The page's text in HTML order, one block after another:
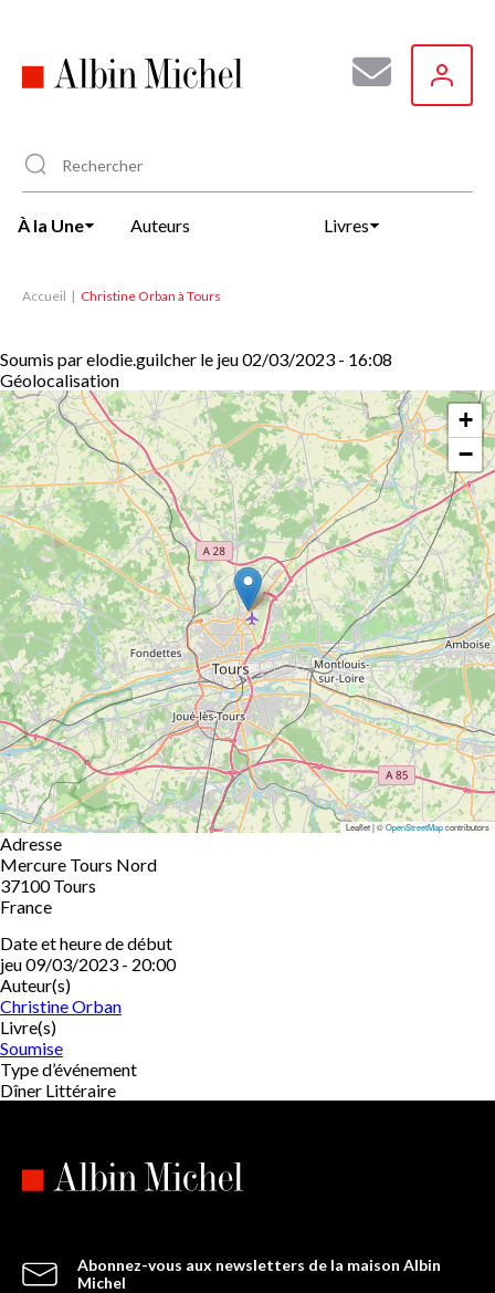
principal
À la Une Auteurs Livres
Accueil Christine Orban à Tours
Soumis parelodie.guilcher le jeu 02/03/2023 - 16:08
Géolocalisation
+
−
Leaflet | ©OpenStreetMapcontributors
Adresse
Mercure Tours Nord
37100 Tours
France
Date et heure de début
jeu 09/03/2023 - 20:00
Auteur(s)
Christine Orban
Livre(s)
Soumise
Type d’événement
Dîner Littéraire
Abonnez-vous aux newsletters de la maison Albin
Michel